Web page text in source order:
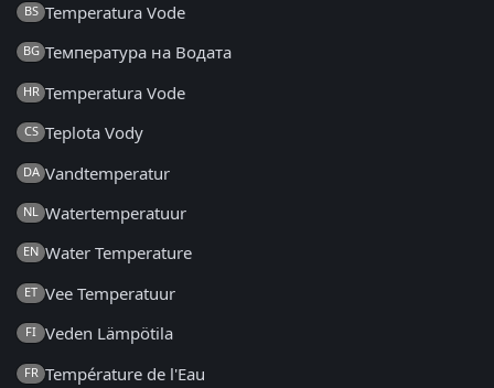
BS Temperatura Vode
BG Температура на Водата
HR Temperatura Vode
CS Teplota Vody
DA Vandtemperatur
NL Watertemperatuur
EN Water Temperature
ET Vee Temperatuur
FI Veden Lämpötila
FR Température de l'Eau